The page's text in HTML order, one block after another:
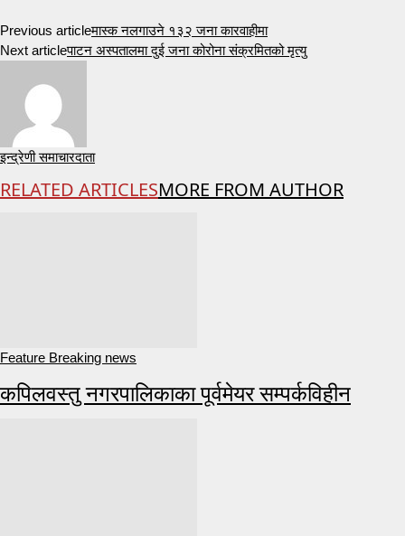
Previous articleमास्क नलगाउने १३२ जना कारवाहीमा
Next articleपाटन अस्पतालमा दुई जना कोरोना संक्रमितको मृत्यु
इन्द्रेणी समाचारदाता
RELATED ARTICLESMORE FROM AUTHOR
Feature Breaking news
कपिलवस्तु नगरपालिकाका पूर्वमेयर सम्पर्कविहीन